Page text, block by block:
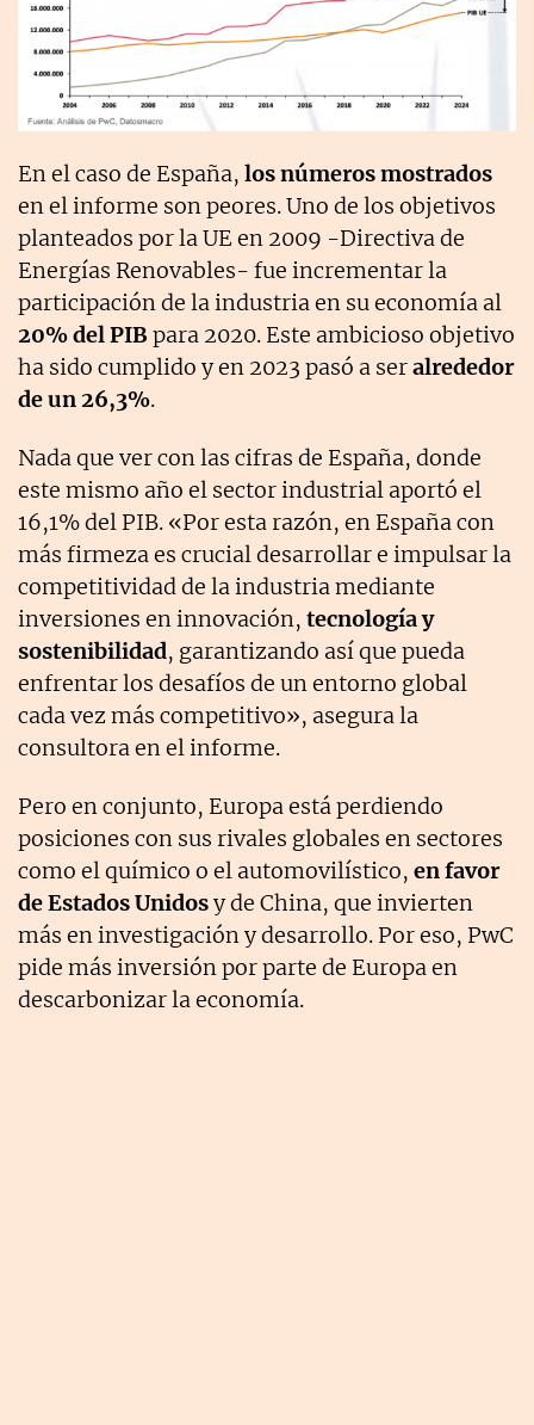
En el caso de España, los números mostrados
en el informe son peores. Uno de los objetivos
planteados por la UE en 2009 -Directiva de
Energías Renovables- fue incrementar la
participación de la industria en su economía al
20% del PIB para 2020. Este ambicioso objetivo
ha sido cumplido y en 2023 pasó a seralrededor
de un 26,3%.
Nada que ver con las cifras de España, donde
este mismo año el sector industrial aportó el
16,1% del PIB. «Por esta razón, en España con
más firmeza es crucial desarrollar e impulsar la
competitividad de la industria mediante
inversiones en innovación, tecnología y
sostenibilidad, garantizando así que pueda
enfrentar los desafíos de un entorno global
cada vez más competitivo», asegura la
consultora en el informe.
Pero en conjunto, Europa está perdiendo
posiciones con sus rivales globales en sectores
como el químico o el automovilístico, en favor
de Estados Unidosy de China, que invierten
más en investigación y desarrollo. Por eso, PwC
pide más inversión por parte de Europa en
descarbonizar la economía.